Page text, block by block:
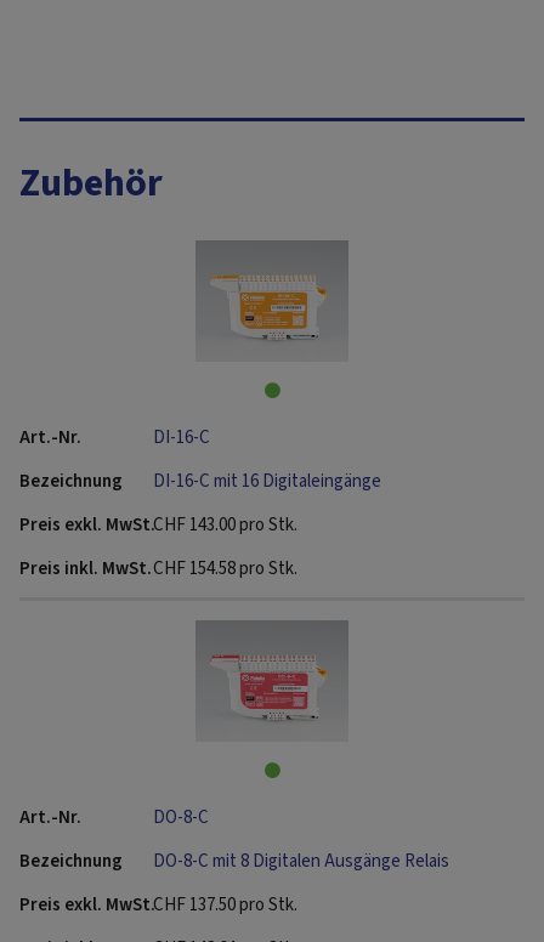
Zubehör
DI-16-C
DI-16-C mit 16 Digitaleingänge
CHF143.00pro Stk.
CHF154.58pro Stk.
DO-8-C
DO-8-C mit 8 Digitalen Ausgänge Relais
CHF137.50pro Stk.